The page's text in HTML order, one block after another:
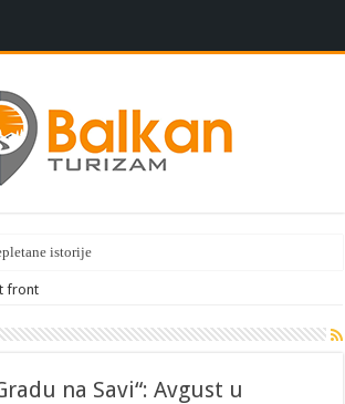
istorije
front
na Savi“: Avgust u